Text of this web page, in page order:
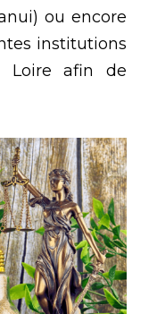
ou encore
institutions
Loire afin de